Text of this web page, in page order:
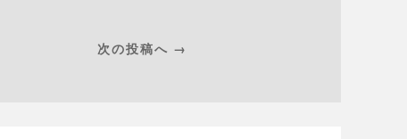
次の投稿へ →